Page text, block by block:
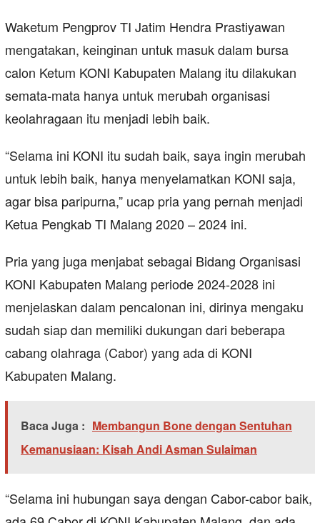
Waketum Pengprov TI Jatim Hendra Prastiyawan
mengatakan, keinginan untuk masuk dalam bursa
calon Ketum KONI Kabupaten Malang itu dilakukan
semata-mata hanya untuk merubah organisasi
keolahragaan itu menjadi lebih baik.
“Selama ini KONI itu sudah baik, saya ingin merubah
untuk lebih baik, hanya menyelamatkan KONI saja,
agar bisa paripurna,” ucap pria yang pernah menjadi
Ketua Pengkab TI Malang 2020 – 2024 ini.
Pria yang juga menjabat sebagai Bidang Organisasi
KONI Kabupaten Malang periode 2024-2028 ini
menjelaskan dalam pencalonan ini, dirinya mengaku
sudah siap dan memiliki dukungan dari beberapa
cabang olahraga (Cabor) yang ada di KONI
Kabupaten Malang.
Baca Juga : Membangun Bone dengan Sentuhan
Kemanusiaan: Kisah Andi Asman Sulaiman
“Selama ini hubungan saya dengan Cabor-cabor baik,